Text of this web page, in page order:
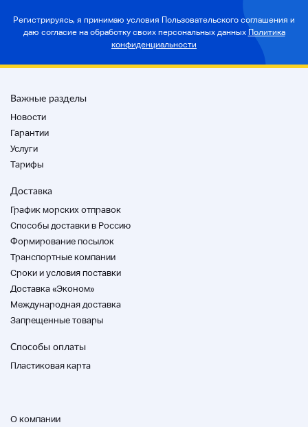
Регистрируясь, я принимаю условия Пользовательского соглашения и
даю согласие на обработку своих персональных данных Политика
конфиденциальности
Важные разделы
Новости
Гарантии
Услуги
Тарифы
Доставка
График морских отправок
Способы доставки в Россию
Формирование посылок
Транспортные компании
Cроки и условия поставки
Доставка «Эконом»
Международная доставка
Запрещенные товары
Способы оплаты
Пластиковая карта
О компании